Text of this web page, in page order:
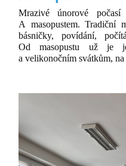
Mrazivé únorové
A masopustem. Tradiční
básničky, povídání,
Od masopustu už je
a velikonočním svátkům,